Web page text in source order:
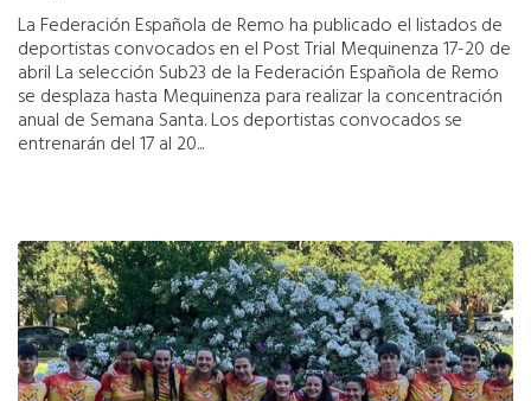
La Federación Española de Remo ha publicado el listados de
deportistas convocados en el Post Trial Mequinenza 17-20 de
abril La selección Sub23 de la Federación Española de Remo
se desplaza hasta Mequinenza para realizar la concentración
anual de Semana Santa. Los deportistas convocados se
entrenarán del 17 al 20...